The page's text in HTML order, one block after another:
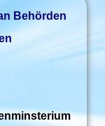
Behörden